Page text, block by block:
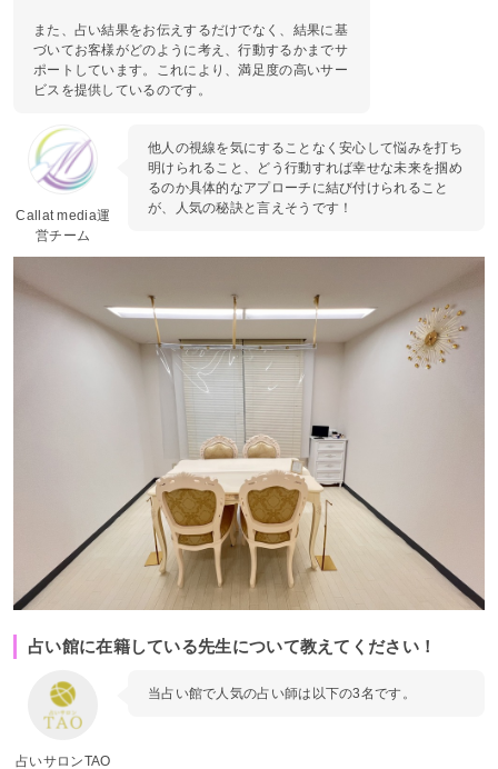
また、占い結果をお伝えするだけでなく、結果に基
づいてお客様がどのように考え、行動するかまでサ
ポートしています。これにより、満足度の高いサー
ビスを提供しているのです。
Callat media運
営チーム
他人の視線を気にすることなく安心して悩みを打ち
明けられること、どう行動すれば幸せな未来を掴め
るのか具体的なアプローチに結び付けられること
が、人気の秘訣と言えそうです！
占い館に在籍している先生について教えてください！
占いサロンTAO
当占い館で人気の占い師は以下の3名です。